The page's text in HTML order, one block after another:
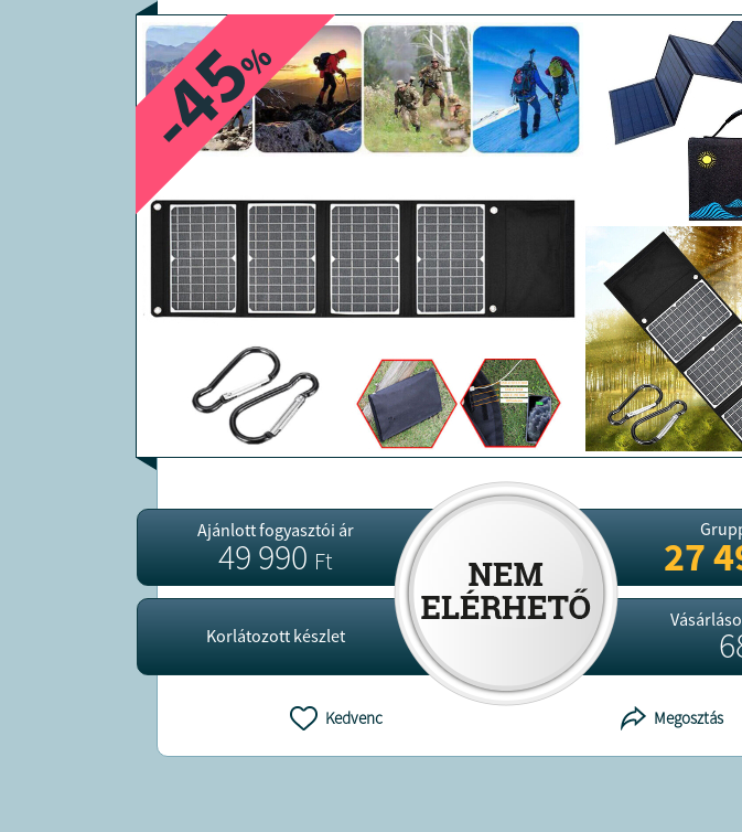
-45
%
Ajánlott fogyasztói ár
49 990Ft
Korlátozott készlet
27
Kedvenc Megosztás